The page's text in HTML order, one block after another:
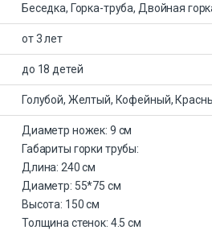
Беседка, Горка-труба, Двойная
от 3 лет
до 18 детей
Голубой, Желтый, Кофейный,
Диаметр ножек: 9 см
Габариты горки трубы:
Длина: 240 см
Диаметр: 55*75 см
Высота: 150 см
Толщина стенок: 4.5 см